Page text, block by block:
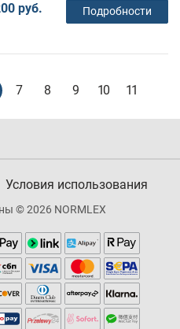
руб. Подробности
7 8 9 10 11
Условия использования
© 2026 NORMLEX